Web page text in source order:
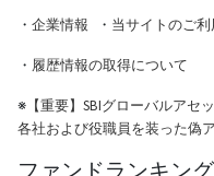
・ 企業情報 ・ 当サイトのご
・ 履歴情報の取得について
※【重要】SBIグローバルアセ
各社および役職員を装った偽
ファンドランキン